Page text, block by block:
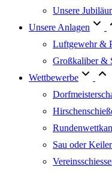
Unsere
Unsere Anlagen
Luftgewehr &
Großkaliber &
Wettbewerbe
Sau oder